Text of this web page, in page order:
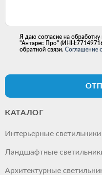
Я даю согласие на
"Антарес Про"
обратной связи. Соглашение
КАТАЛОГ
Интерьерные светильники
Ландшафтные
Архитектурные